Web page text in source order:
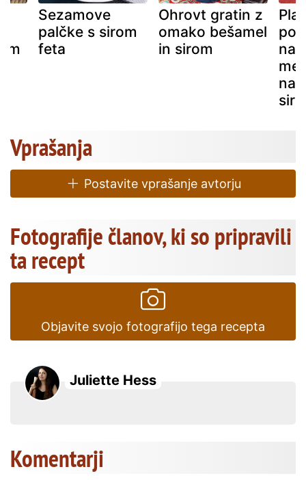
Sezamove
palčke s sirom
feta
Ohrovt gratin z
omako bešamel
in sirom
Vprašanja
Postavite vprašanje avtorju
Fotografije članov, ki so pripravili
ta recept
Objavite svojo fotografijo tega recepta
Juliette Hess
Komentarji